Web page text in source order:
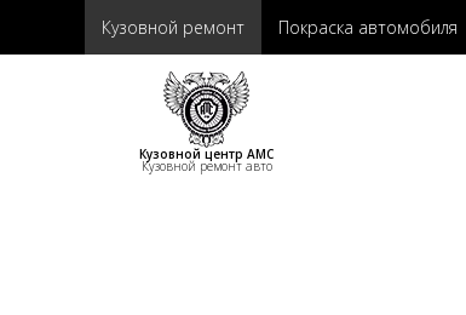
Кузовной ремонт Покраска автомобиля
Кузовной центр АМС
Кузовной ремонт авто